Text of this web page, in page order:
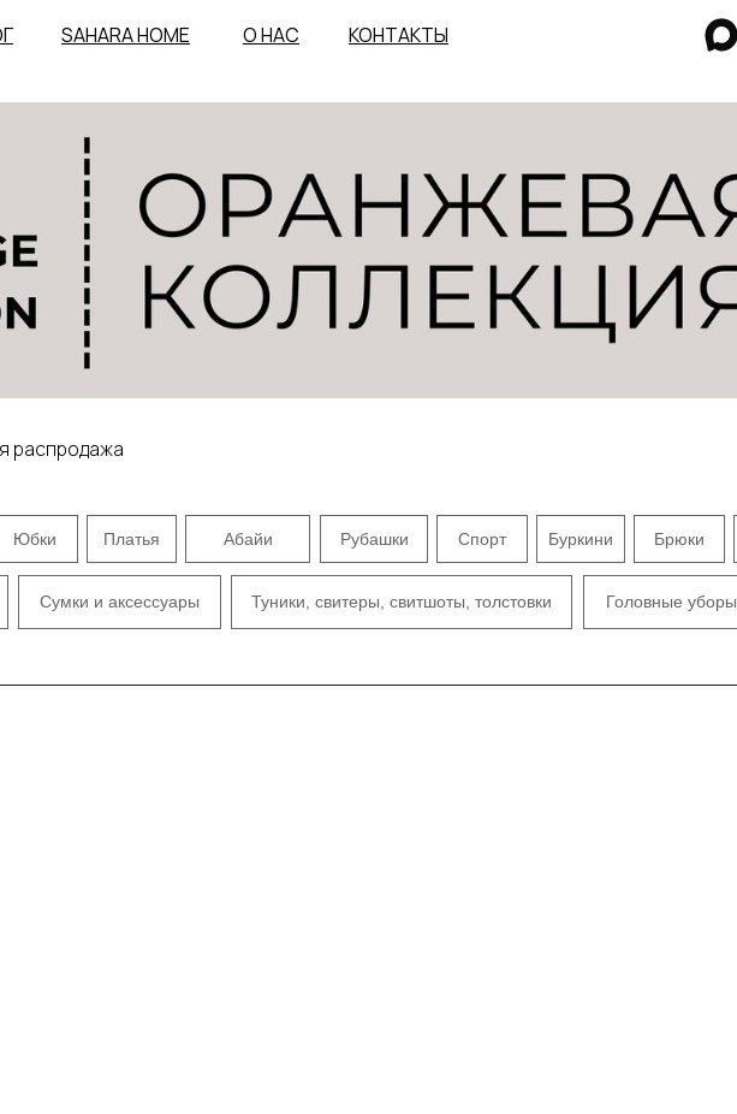
КОНТАКТЫ
О НАС
SAHARA HOME
распродажа
Головные уборы
Спорт Буркини
Сумки и аксессуары
Юбки Платья Абайи Рубашки Брюки
Туники, свитеры, свитшоты, толстовки